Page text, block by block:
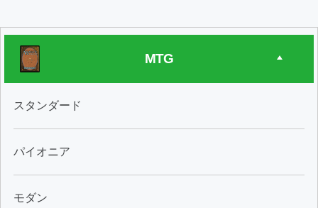
MTG
スタンダード
パイオニア
モダン